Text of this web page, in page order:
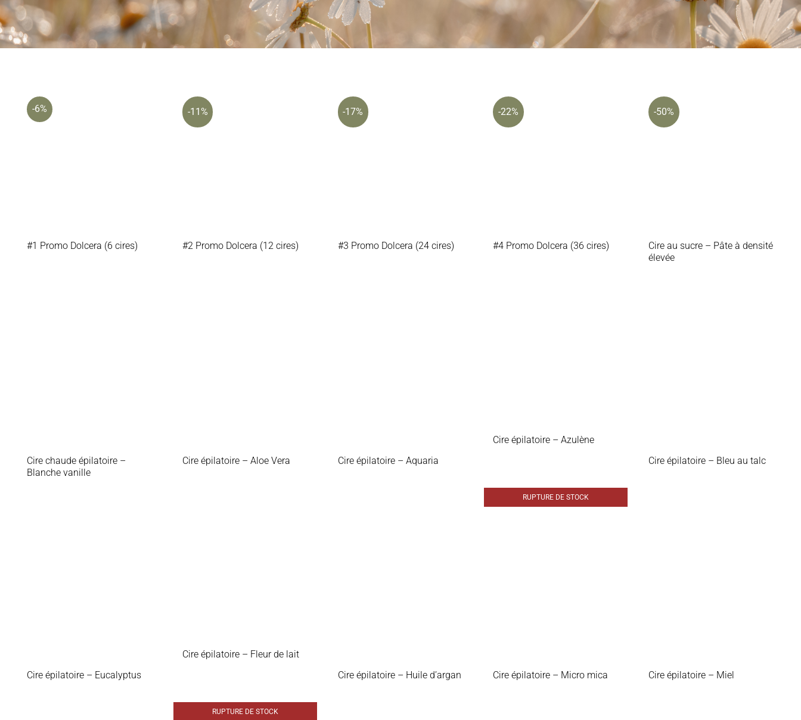
-6%
#1 Promo Dolcera (6 cires)
-11%
#2 Promo Dolcera (12 cires)
-17%
#3 Promo Dolcera (24 cires)
-22%
#4 Promo Dolcera (36 cires)
-50%
Cire au sucre – Pâte à densité
élevée
Cire chaude épilatoire –
Blanche vanille
Cire épilatoire – Aloe Vera Cire épilatoire – Aquaria
RUPTURE DE STOCK
Cire épilatoire – Azulène
Cire épilatoire – Bleu au talc
Cire épilatoire – Eucalyptus
RUPTURE DE STOCK
Cire épilatoire – Fleur de lait
Cire épilatoire – Huile d’argan
Cire épilatoire – Micro mica Cire épilatoire – Miel